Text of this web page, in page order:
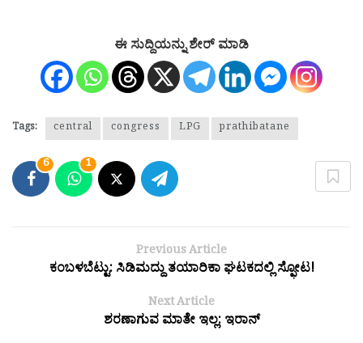
ಈ ಸುದ್ದಿಯನ್ನು ಶೇರ್ ಮಾಡಿ
Tags: central congress LPG prathibatane
6 1
Previous Article
ಕಂಬಳಬೆಟ್ಟು: ಸಿಡಿಮದ್ದು ತಯಾರಿಕಾ ಘಟಕದಲ್ಲಿ ಸ್ಫೋಟ!
Next Article
ಶರಣಾಗುವ ಮಾತೇ ಇಲ್ಲ: ಇರಾನ್